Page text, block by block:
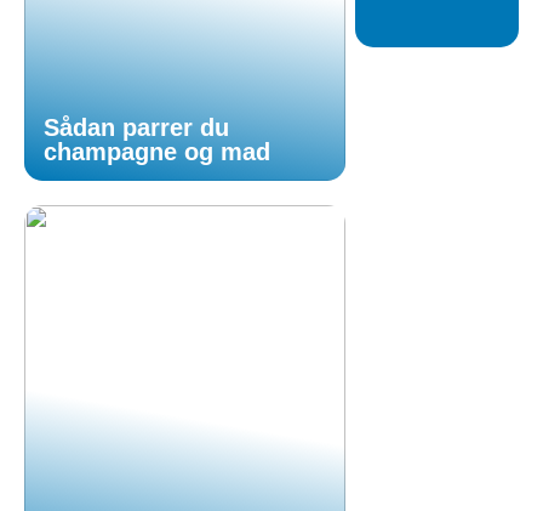
Sådan parrer du
champagne og mad